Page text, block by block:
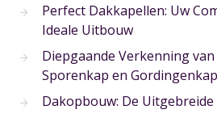
Perfect Dakkapellen: Uw
Ideale Uitbouw
Diepgaande Verkenning
Sporenkap en Gordingenkap
Dakopbouw: De Uitgebreide